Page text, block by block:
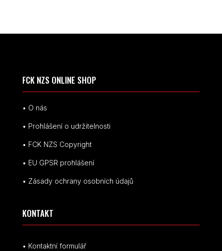
FCK NZS ONLINE SHOP
• O nás
• Prohlášení o udržitelnosti
• FCK NZS Copyright
• EU GPSR prohlášení
• Zásady ochrany osobních údajů
KONTAKT
• Kontaktní formulář